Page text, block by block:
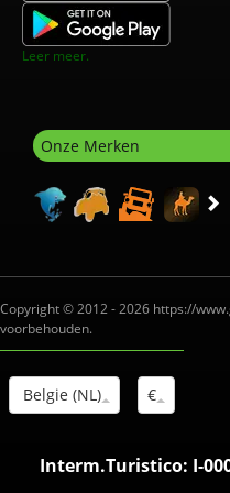
Leer meer.
Onze Merken
Copyright © 2012 - 2026 https://
voorbehouden.
Belgie (NL) €
Interm.Turistico: I-